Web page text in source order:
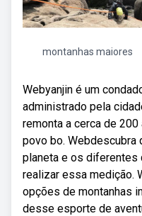
montanhas maiores
Webyanjin é um
administrado pela
remonta a cerca de 200
povo bo. Webdescubra
planeta e os
realizar essa medição.
opções de montanhas
desse esporte de